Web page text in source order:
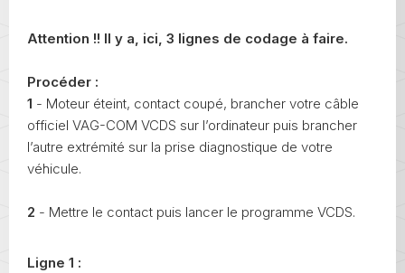
Attention !! Il y a, ici, 3 lignes de codage à faire.
Procéder :
1 - Moteur éteint, contact coupé, brancher votre câble
officiel VAG-COM VCDS sur l’ordinateur puis brancher
l’autre extrémité sur la prise diagnostique de votre
véhicule.
2 - Mettre le contact puis lancer le programme VCDS.
Ligne 1 :